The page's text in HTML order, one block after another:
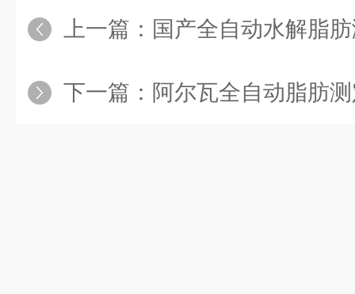
上一篇： 国产全自动水解脂肪测定仪推
下一篇： 阿尔瓦全自动脂肪测定仪在